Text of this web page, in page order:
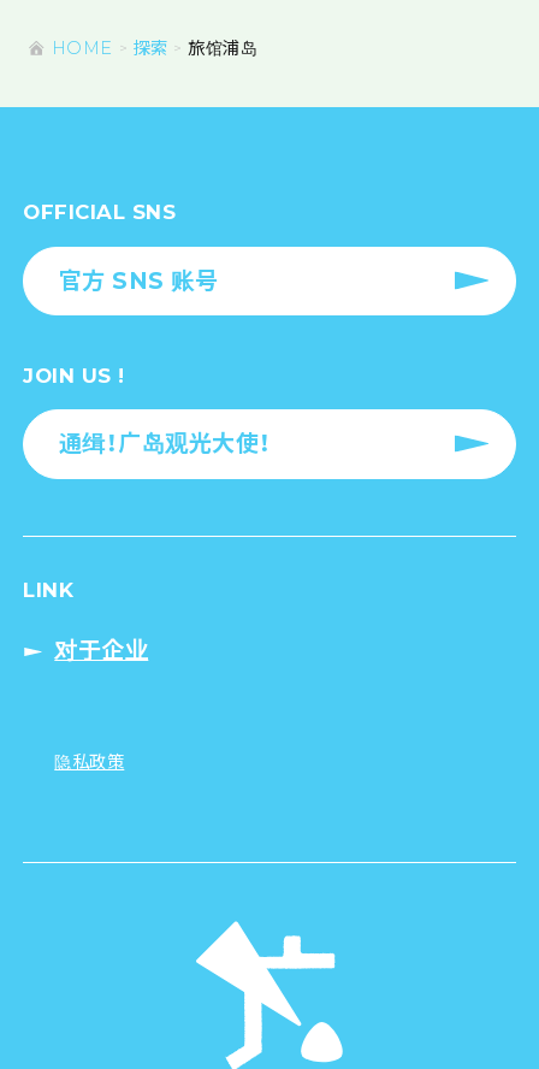
HOME 探索 旅馆浦岛
OFFICIAL SNS
官方 SNS 账号
JOIN US !
通缉！广岛观光大使！
LINK
对于企业
隐私政策